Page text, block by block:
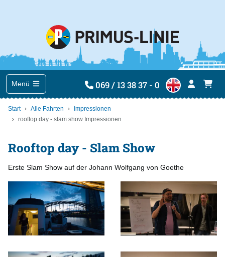
Menü 069 / 13 38 37 - 0
Start Alle Fahrten
Impressionen
rooftop day - slam show Impressionen
Rooftop day - Slam Show
Erste Slam Show auf der Johann Wolfgang von Goethe